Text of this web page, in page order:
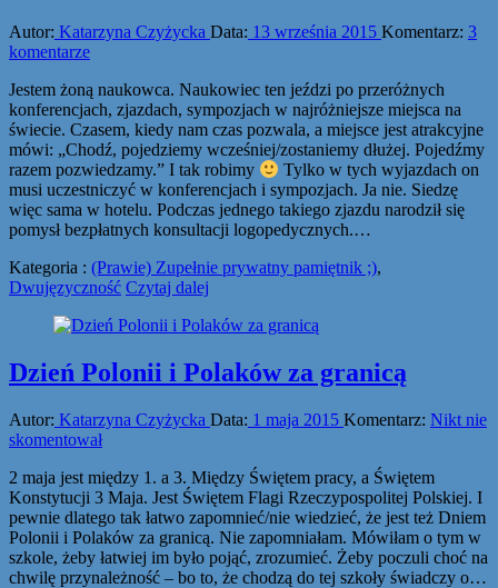
Autor: Katarzyna Czyżycka Data: 13 września 2015 Komentarz: 3
komentarze
Jestem żoną naukowca. Naukowiec ten jeździ po przeróżnych
konferencjach, zjazdach, sympozjach w najróżniejsze miejsca na
świecie. Czasem, kiedy nam czas pozwala, a miejsce jest atrakcyjne
mówi: „Chodź, pojedziemy wcześniej/zostaniemy dłużej. Pojedźmy
razem pozwiedzamy.” I tak robimy
Tylko w tych wyjazdach on
musi uczestniczyć w konferencjach i sympozjach. Ja nie. Siedzę
więc sama w hotelu. Podczas jednego takiego zjazdu narodził się
pomysł bezpłatnych konsultacji logopedycznych.…
Kategoria : (Prawie) Zupełnie prywatny pamiętnik ;),
Dwujęzyczność Czytaj dalej
Dzień Polonii i Polaków za granicą
Autor: Katarzyna Czyżycka Data: 1 maja 2015 Komentarz: Nikt nie
skomentował
2 maja jest między 1. a 3. Między Świętem pracy, a Świętem
Konstytucji 3 Maja. Jest Świętem Flagi Rzeczypospolitej Polskiej. I
pewnie dlatego tak łatwo zapomnieć/nie wiedzieć, że jest też Dniem
Polonii i Polaków za granicą. Nie zapomniałam. Mówiłam o tym w
szkole, żeby łatwiej im było pojąć, zrozumieć. Żeby poczuli choć na
chwilę przynależność – bo to, że chodzą do tej szkoły świadczy o…